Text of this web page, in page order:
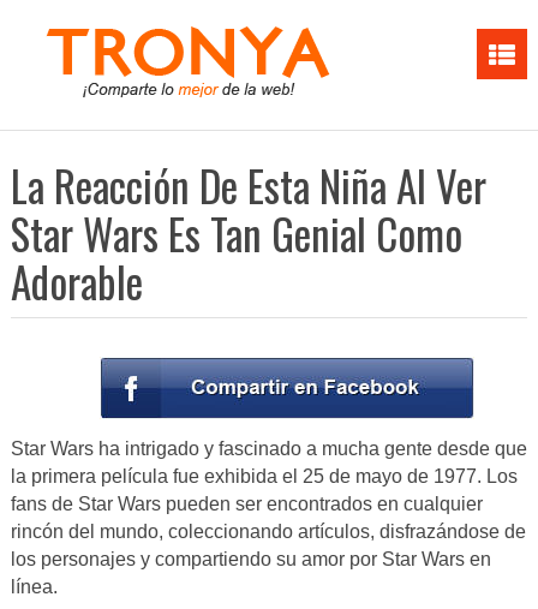
La Reacción De Esta Niña Al Ver
Star Wars Es Tan Genial Como
Adorable
Star Wars ha intrigado y fascinado a mucha gente desde que
la primera película fue exhibida el 25 de mayo de 1977. Los
fans de Star Wars pueden ser encontrados en cualquier
rincón del mundo, coleccionando artículos, disfrazándose de
los personajes y compartiendo su amor por Star Wars en
línea.